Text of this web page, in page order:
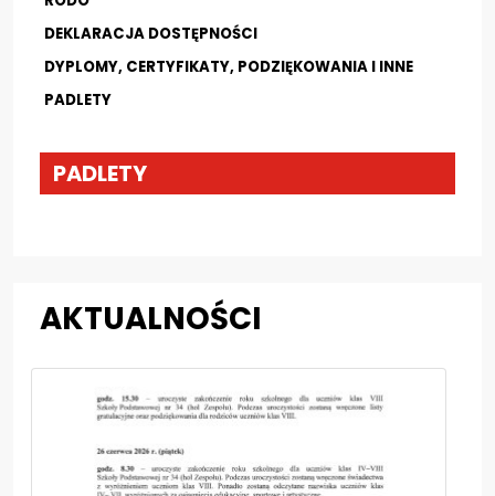
DEKLARACJA DOSTĘPNOŚCI
DYPLOMY, CERTYFIKATY, PODZIĘKOWANIA I INNE
PADLETY
PADLETY
AKTUALNOŚCI